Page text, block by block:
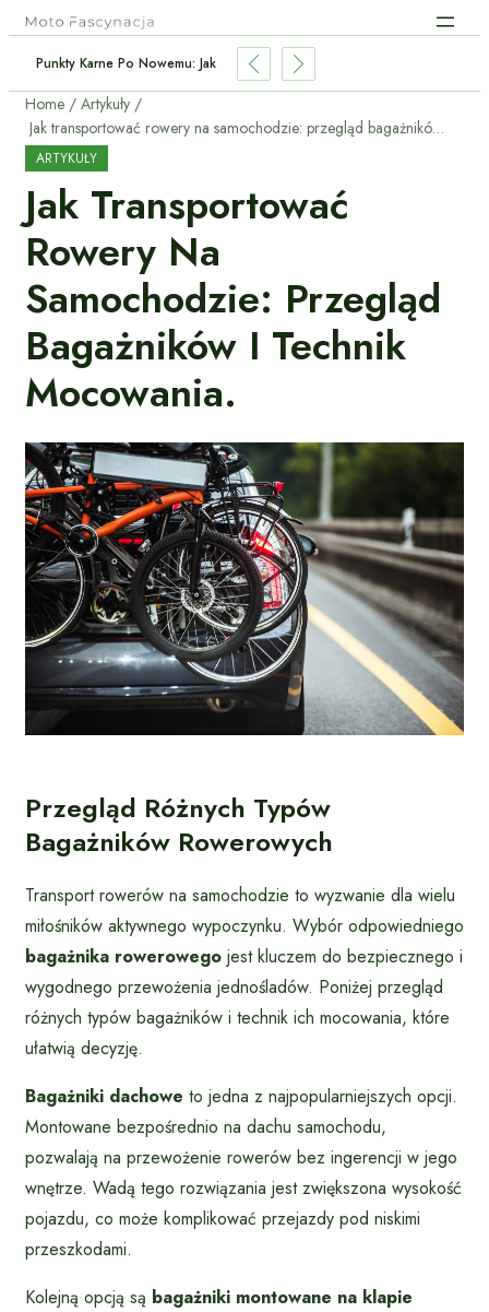
To Najoszczędniejszy Napęd Dla Kierowcy?
Home
Artykuły
Jak transportować rowery na samochodzie: przegląd bagażników i technik mocowania.
ARTYKUŁY
Jak Transportować
Rowery Na
Samochodzie: Przegląd
Bagażników I Technik
Mocowania.
Przegląd Różnych Typów
Bagażników Rowerowych
Transport rowerów na samochodzie to wyzwanie dla wielu
miłośników aktywnego wypoczynku. Wybór odpowiedniego
bagażnika rowerowego jest kluczem do bezpiecznego i
wygodnego przewożenia jednośladów. Poniżej przegląd
różnych typów bagażników i technik ich mocowania, które
ułatwią decyzję.
Bagażniki dachowe to jedna z najpopularniejszych opcji.
Montowane bezpośrednio na dachu samochodu,
pozwalają na przewożenie rowerów bez ingerencji w jego
wnętrze. Wadą tego rozwiązania jest zwiększona wysokość
pojazdu, co może komplikować przejazdy pod niskimi
przeszkodami.
Kolejną opcją są bagażniki montowane na klapie